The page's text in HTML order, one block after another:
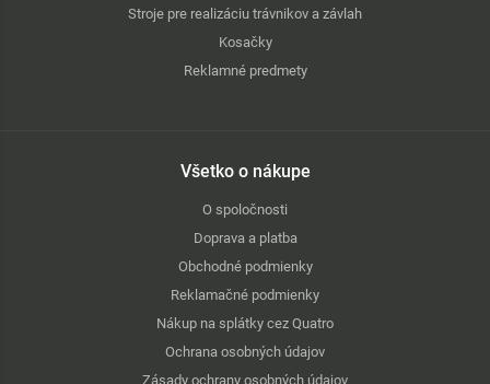
Stroje pre realizáciu trávnikov a závlah
Kosačky
Reklamné predmety
Všetko o nákupe
O spoločnosti
Doprava a platba
Obchodné podmienky
Reklamačné podmienky
Nákup na splátky cez Quatro
Ochrana osobných údajov
Zásady ochrany osobných údajov